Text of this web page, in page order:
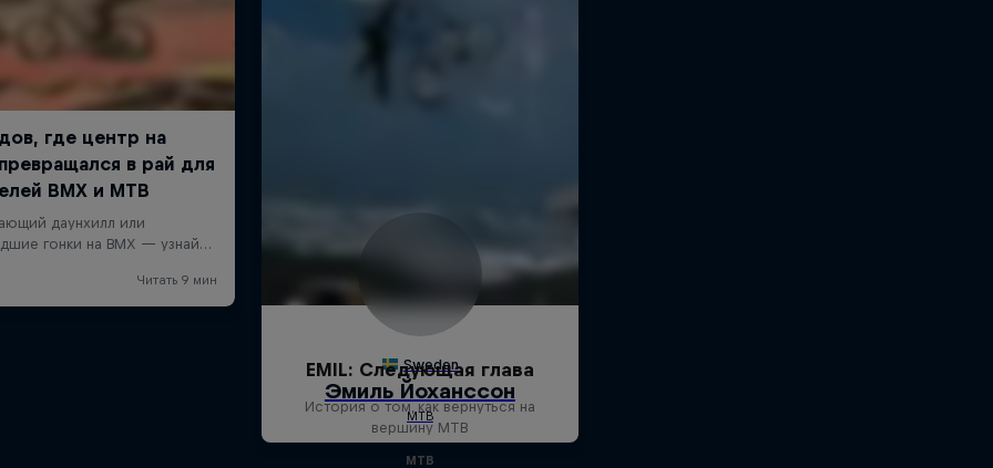
EMIL: Следующая глава
История о том, как вернуться на
вершину MTB
MTB